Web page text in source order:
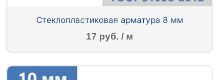
Стеклопластиковая арматура 8 мм
17 руб. / м